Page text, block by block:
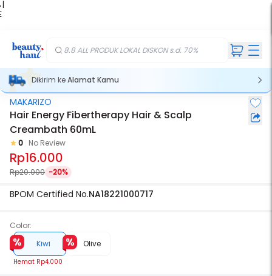
|
8.8 ALL PRODUK LOKAL DISKON s.d. 70%
Dikirim keAlamat Kamu
MAKARIZO
Hair Energy Fibertherapy Hair & Scalp
Creambath 60mL
0 No Review
Rp16.000
Rp20.000 -20%
BPOM Certified No.NA18221000717
Color:
Kiwi
Hemat Rp4.000
Olive